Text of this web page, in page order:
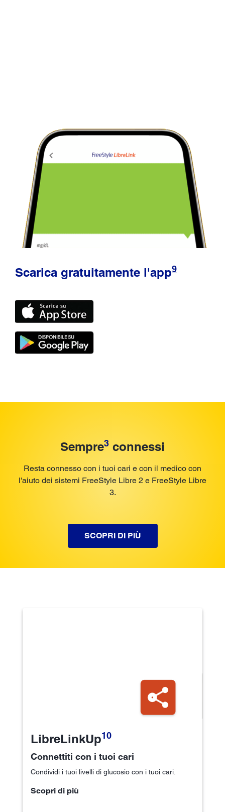
Scarica gratuitamente l'app9
Sempre3 connessi
Resta connesso con i tuoi cari e con il medico con
l'aiuto dei sistemi FreeStyle Libre 2 e FreeStyle Libre
3.
SCOPRI DI PIÙ
LibreLinkUp10
Connettiti con i tuoi cari
Condividi i tuoi livelli di glucosio con i tuoi cari.
Scopri di più